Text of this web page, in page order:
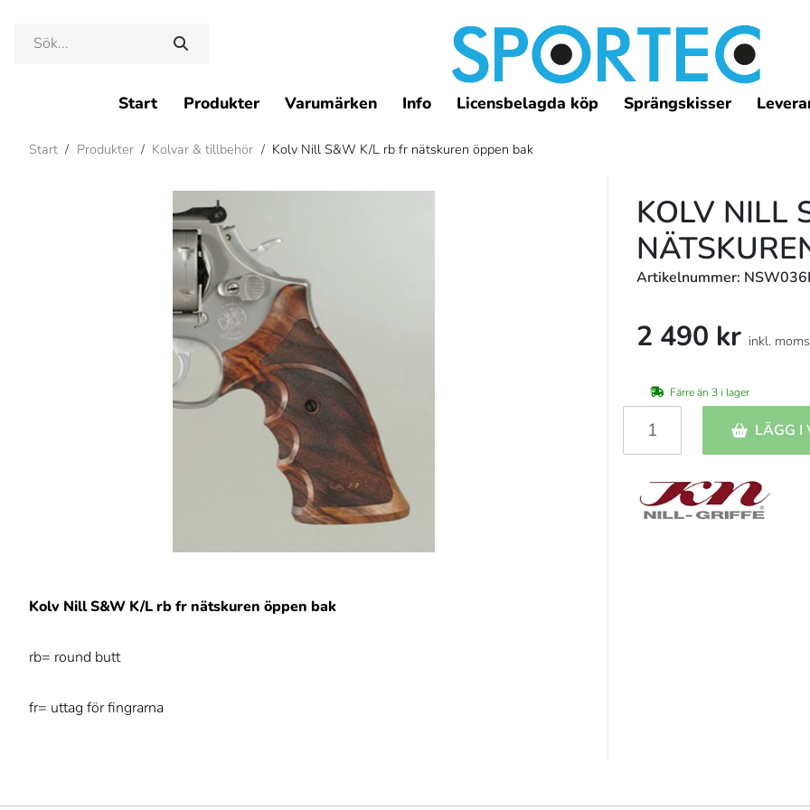
Start Produkter Varumärken Info Licensbelagda köp Sprängskisser
Start / Produkter / Kolvar & tillbehör / Kolv Nill S&W K/L rb fr nätskuren öppen bak
KOLV NILL
Artikelnummer:
2 490 kr inkl. moms
Färre än 3 i lager
LÄGG I
Kolv Nill S&W K/L rb fr nätskuren öppen bak
rb= round butt
fr= uttag för fingrarna